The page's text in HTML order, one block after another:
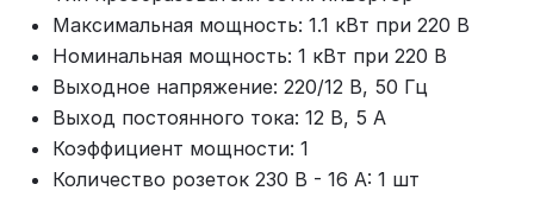
Максимальная мощность: 1.1 кВт при 220 В
Номинальная мощность: 1 кВт при 220 В
Выходное напряжение: 220/12 В, 50 Гц
Выход постоянного тока: 12 В, 5 А
Коэффициент мощности: 1
Количество розеток 230 В - 16 А: 1 шт